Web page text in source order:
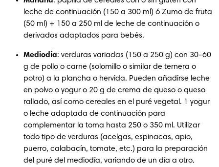
leche de continuación (150 a 300 ml) ó Zumo de fruta
(50 ml) + 150 a 250 ml de leche de continuación o
derivados adaptados para bebés.
Mediodía: verduras variadas (150 a 250 g) con 30-60
g de pollo o carne (solomillo o similar de ternera o
potro) a la plancha o hervida. Pueden añadirse leche
en polvo o yogur o 20 g de crema de queso o queso
rallado, así como cereales en el puré vegetal. 1 yogur
o leche adaptada de continuación para
complementar la toma hasta 250 o 350 ml. Utilizar
todo tipo de verduras (acelgas, espinacas, apio,
puerro, calabacín, tomate, etc.) para la preparación
del puré del mediodía, variando de un día a otro.